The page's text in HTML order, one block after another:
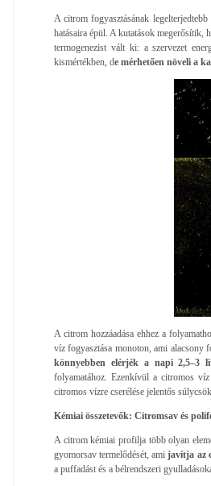
A citrom fogyasztásának
hatásaira épül. A kutatások megerősítik,
termogenezist vált ki: a szervezet
kismértékben, de mérhetően növeli a
A citrom hozzáadása ehhez a
víz fogyasztása monoton, ami alacsony
könnyebben elérjék a napi 2,5–3
folyamatához. Ezenkívül a citromos
citromos vízre cserélése jelentős
Kémiai összetevők: Citromsav és
A citrom kémiai profilja több olyan
gyomorsav termelődését, amijavítja az
a puffadást és a bélrendszeri